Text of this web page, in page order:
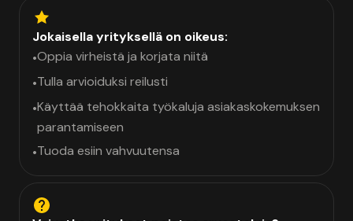
Jokaisella yrityksellä on oikeus:
•Oppia virheistä ja korjata niitä
•Tulla arvioiduksi reilusti
•Käyttää tehokkaita työkaluja asiakaskokemuksen
parantamiseen
•Tuoda esiin vahvuutensa